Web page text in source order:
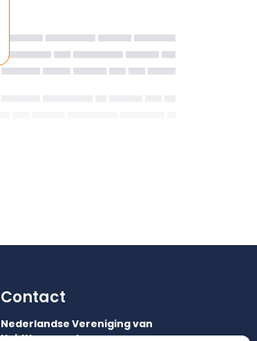
Contact
Nederlandse Vereniging van
Huidtherapeuten